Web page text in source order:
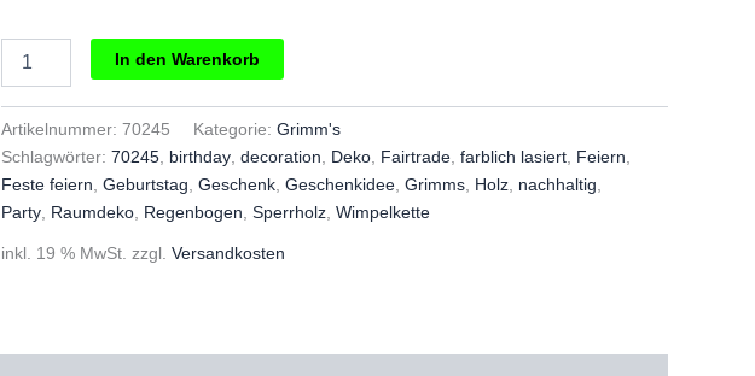
Wimpelketten
Menge
In den Warenkorb
Artikelnummer: 70245 Kategorie: Grimm's
Schlagwörter: 70245 birthday decoration Deko Fairtrade farblich lasiert Feiern
Feste feiern Geburtstag Geschenk Geschenkidee Grimms Holz nachhaltig
Party Raumdeko Regenbogen Sperrholz Wimpelkette
inkl. 19 % MwSt. zzgl. Versandkosten